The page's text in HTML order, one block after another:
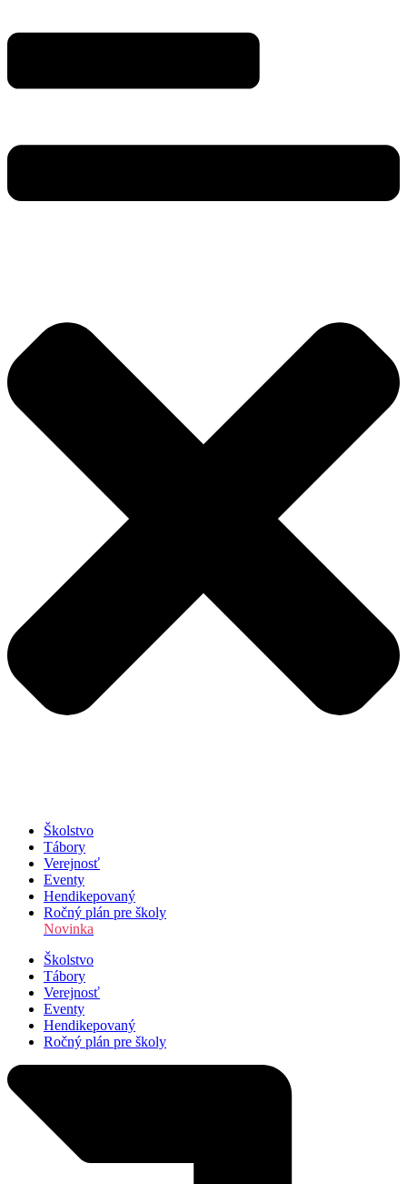
Školstvo
Tábory
Verejnosť
Eventy
Hendikepovaný
Ročný plán pre školy
Novinka
Školstvo
Tábory
Verejnosť
Eventy
Hendikepovaný
Ročný plán pre školy